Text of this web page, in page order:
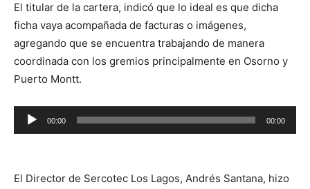
El titular de la cartera, indicó que lo ideal es que dicha
ficha vaya acompañada de facturas o imágenes,
agregando que se encuentra trabajando de manera
coordinada con los gremios principalmente en Osorno y
Puerto Montt.
Reproductor
de
00:00 00:00
El Director de Sercotec Los Lagos, Andrés Santana, hizo